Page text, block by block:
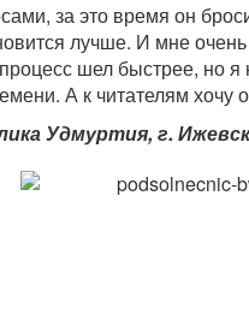
за это время он
лучше. И мне очень
шел быстрее, но я
А к читателям хочу
Удмуртия, г. Ижевск